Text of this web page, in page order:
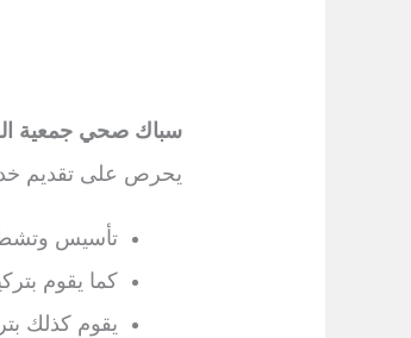
سباك صحي جمعية
يحرص على تقديم
تأسيس
كما يقوم
يقوم كذلك